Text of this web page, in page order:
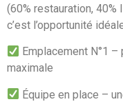
(60% restauration,
c’est l’opportunité
Emplacement N°1
maximale
Équipe en place –